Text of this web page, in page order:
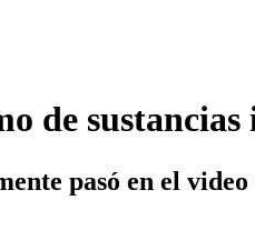
de
pasó en el video